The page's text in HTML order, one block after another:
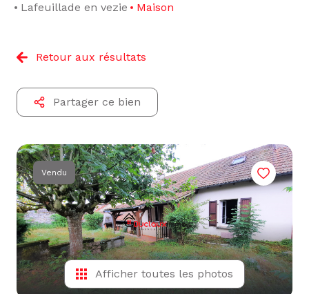
BIENS À
VENDRE
NOS
BIENS
ESTIMATION
L'ÉQUIPE
ALERTE
E-MAIL
Lafeuillade en vezie
Maison
Retour aux résultats
Partager ce bien
Vendu
Afficher toutes les photos